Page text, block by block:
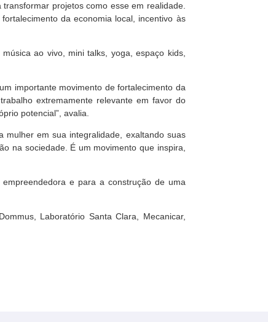
projetos como esse em realidade.
da economia local, incentivo às
ao vivo, mini talks, yoga, espaço kids,
importante movimento de fortalecimento da
extremamente relevante em favor do
potencial”, avalia.
mulher em sua integralidade, exaltando suas
na sociedade. É um movimento que inspira,
e para a construção de uma
Laboratório Santa Clara, Mecanicar,